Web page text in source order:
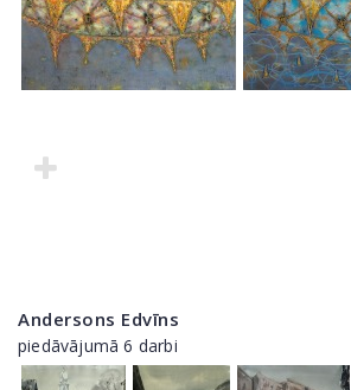
Andersons Edvīns
piedāvājumā 6 darbi